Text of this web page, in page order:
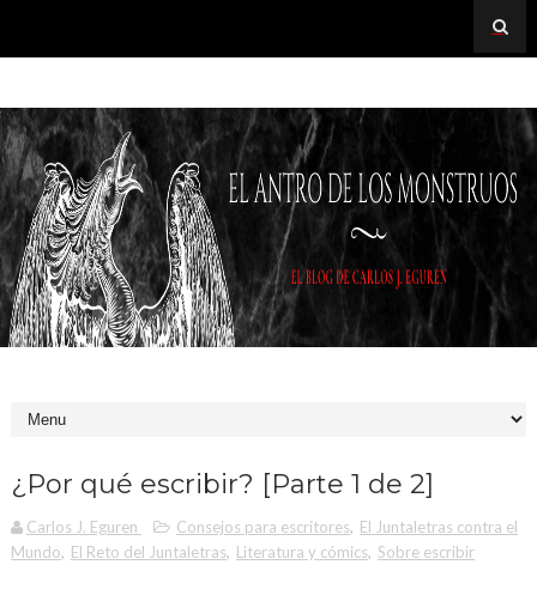
¿Por qué escribir? [Parte 1 de 2]
Carlos J. Eguren Consejos para escritores, El Juntaletras contra el
Mundo, El Reto del Juntaletras, Literatura y cómics, Sobre escribir